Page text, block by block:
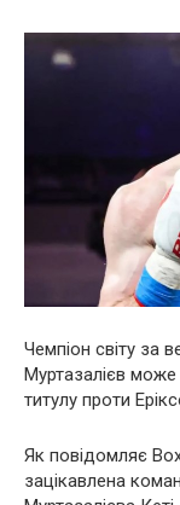
Чемпіон світу за
Муртазалієв
титулу проти
Як повідомляє
зацікавлена